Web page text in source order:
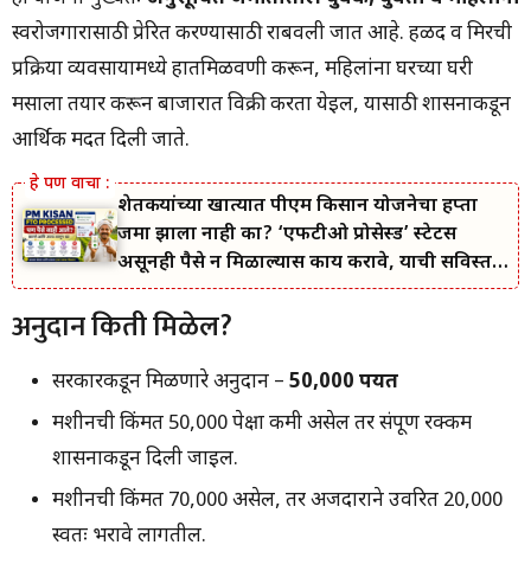
गरजेच्या सूचना
वारंवार विचारले जाणारे प्रश्न (FAQ)
स्वरोजगारासाठी प्रेरित करण्यासाठी राबवली जात आहे. हळद व मिरची
प्रक्रिया व्यवसायामध्ये हातमिळवणी करून, महिलांना घरच्या घरी
मसाला तयार करून बाजारात विक्री करता येईल, यासाठी शासनाकडून
आर्थिक मदत दिली जाते.
शेतकऱ्यांच्या खात्यात पीएम किसान योजनेचा हप्ता
जमा झाला नाही का? ‘एफटीओ प्रोसेस्ड’ स्टेटस
असूनही पैसे न मिळाल्यास काय करावे, याची सविस्तर
माहिती जाणून घ्या.
अनुदान किती मिळेल?
सरकारकडून मिळणारे अनुदान – ₹50,000 पर्यंत
मशीनची किंमत ₹50,000 पेक्षा कमी असेल तर संपूर्ण रक्कम
शासनाकडून दिली जाईल.
मशीनची किंमत ₹70,000 असेल, तर अर्जदाराने उर्वरित ₹20,000
स्वतः भरावे लागतील.